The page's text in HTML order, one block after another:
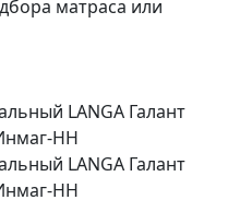
матраса или